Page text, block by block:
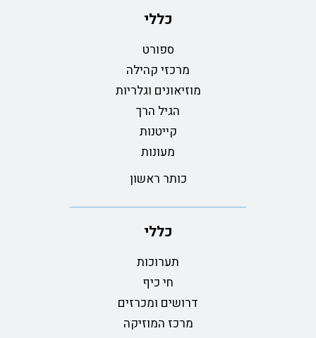
כללי
ספורט
מרכזי קהילה
מוזיאונים וגלריות
הגיל הרך
קייטנות
מעונות
כותר ראשון
כללי
תערוכות
חי כיף
דרושים ומכרזים
מרכז המוזיקה